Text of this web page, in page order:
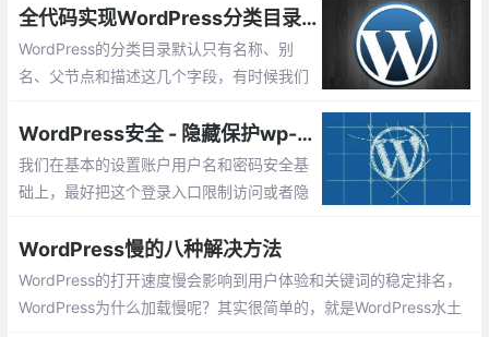
全代码实现WordPress分类目录和标签添加新的自定义字段
WordPress的分类目录默认只有名称、别
名、父节点和描述这几个字段，有时候我们
个分类封面图、给分类指定keywords和des
cription等等
WordPress安全 - 隐藏保护wp-login.php后台登陆入口
我们在基本的设置账户用户名和密码安全基
础上，最好把这个登录入口限制访问或者隐
如安装Stealth Login Page插件可以设置登
录页面后的参数
WordPress慢的八种解决方法
WordPress的打开速度慢会影响到用户体验和关键词的稳定排名，
WordPress为什么加载慢呢？其实很简单的，就是WordPress水土